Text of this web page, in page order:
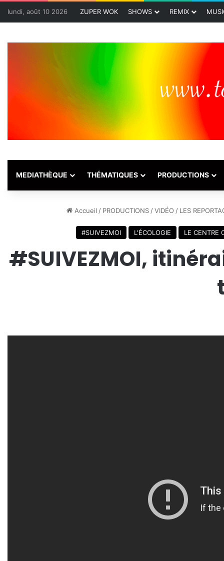
lundi, août 10 2026 ZUPER WOK SHOWS REMIX
MEDIATHÈQUE THÉMATIQUES PRODUCTIONS
Accueil / PRODUCTIONS / VIDÉO / LES
#SUIVEZMOI L'ÉCOLOGIE LE CENTRE
#SUIVEZMOI,